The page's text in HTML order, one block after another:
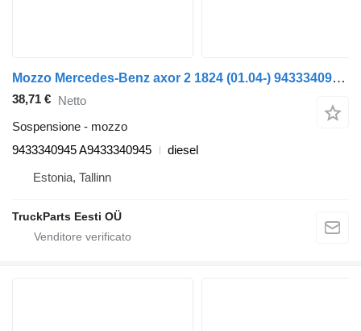
Mozzo Mercedes-Benz axor 2 1824 (01.04-) 9433340945 per trattore stradale Mercedes-Benz Actros, Axor MP1, MP2, MP3 (1996-2014)
38,71 € Netto
Sospensione - mozzo
9433340945 A9433340945
diesel
Estonia, Tallinn
TruckParts Eesti OÜ